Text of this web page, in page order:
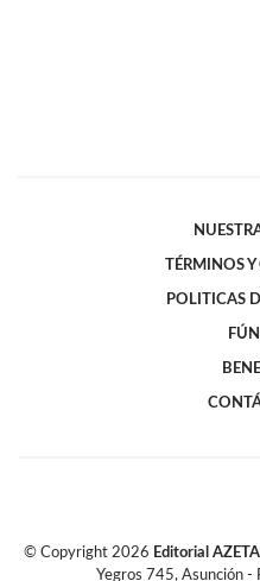
TÉRMINOS
POLITICAS
© Copyright 2026 Editorial
Yegros 745, Asunción -